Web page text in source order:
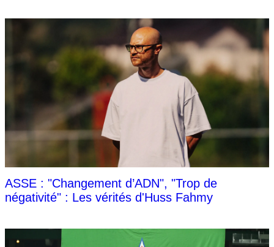
ASSE : "Changement d’ADN", "Trop de
négativité" : Les vérités d'Huss Fahmy